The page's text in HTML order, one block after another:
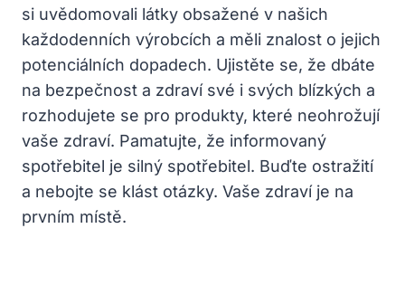
si uvědomovali látky obsažené v našich
každodenních výrobcích a měli znalost o jejich
potenciálních dopadech. Ujistěte se, že dbáte
na bezpečnost a zdraví své i svých blízkých a
rozhodujete se pro produkty, které neohrožují
vaše zdraví. Pamatujte, že informovaný
spotřebitel je silný spotřebitel. Buďte ostražití
a nebojte se klást otázky. Vaše zdraví je na
prvním místě.